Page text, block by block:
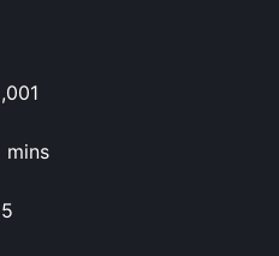
mins